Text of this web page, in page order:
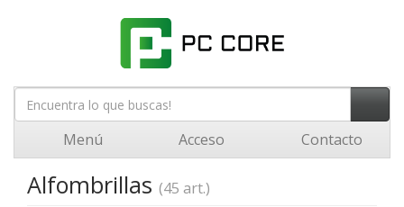
Menú Acceso Contacto
Alfombrillas (45 art.)